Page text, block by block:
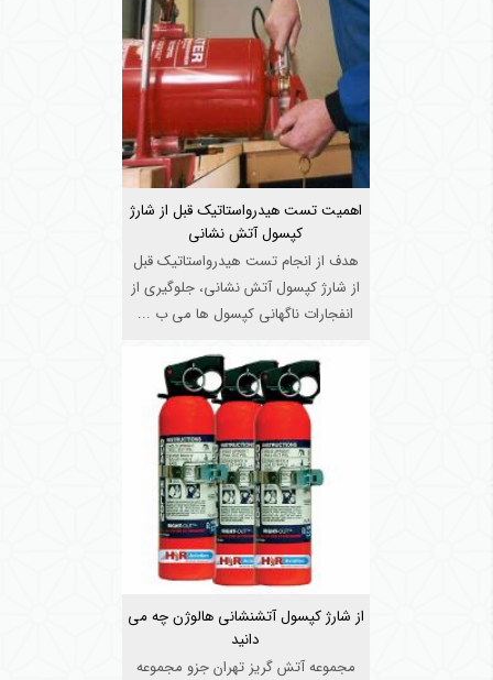
اهمیت تست هیدرواستاتیک قبل از شارژ
کپسول آتش نشانی
هدف از انجام تست هیدرواستاتیک قبل
از شارژ کپسول آتش نشانی، جلوگیری از
انفجارات ناگهانی کپسول ها می ب ...
از شارژ کپسول آتشنشانی هالوژن چه می
دانید
مجموعه آتش گریز تهران جزو مجموعه